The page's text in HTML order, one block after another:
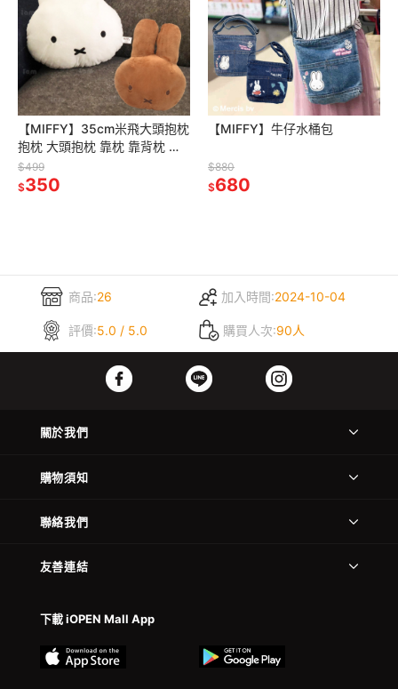
【MIFFY】35cm米飛大頭抱枕
抱枕 大頭抱枕 靠枕 靠背枕 米
飛抱枕
$499
$350
【MIFFY】牛仔水桶包
$880
$680
商品:26 加入時間:2024-10-04
評價:5.0 / 5.0 購買人次:90人
關於我們
購物須知
聯絡我們
友善連結
下載 iOPEN Mall App